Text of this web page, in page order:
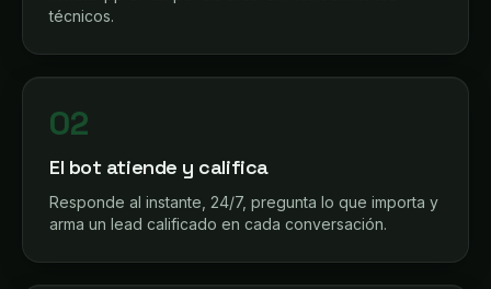
técnicos.
02
El bot atiende y califica
Responde al instante, 24/7, pregunta lo que importa y
arma un lead calificado en cada conversación.